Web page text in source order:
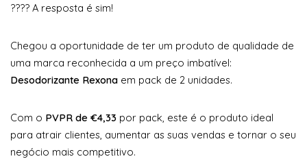
???? A resposta é sim!
Chegou a oportunidade de ter um produto de qualidade de
uma marca reconhecida a um preço imbatível:
Desodorizante Rexona em pack de 2 unidades.
Com o PVPR de €4,33 por pack, este é o produto ideal
para atrair clientes, aumentar as suas vendas e tornar o seu
negócio mais competitivo.